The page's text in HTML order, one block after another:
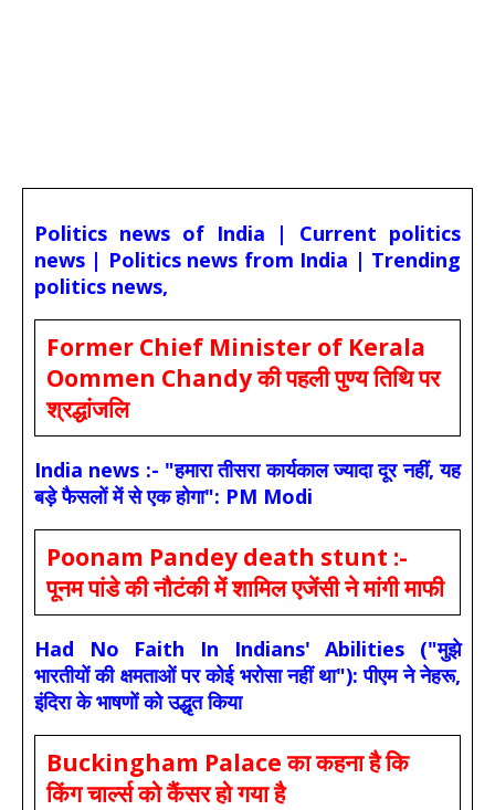
Politics news of India | Current politics
news | Politics news from India | Trending
politics news,
Former Chief Minister of Kerala
Oommen Chandy की पहली पुण्य तिथि पर
श्रद्धांजलि
India news :- "हमारा तीसरा कार्यकाल ज्यादा दूर नहीं, यह
बड़े फैसलों में से एक होगा": PM Modi
Poonam Pandey death stunt :-
पूनम पांडे की नौटंकी में शामिल एजेंसी ने मांगी माफी
Had No Faith In Indians' Abilities ("मुझे
भारतीयों की क्षमताओं पर कोई भरोसा नहीं था"): पीएम ने नेहरू,
इंदिरा के भाषणों को उद्धृत किया
Buckingham Palace का कहना है कि
किंग चार्ल्स को कैंसर हो गया है